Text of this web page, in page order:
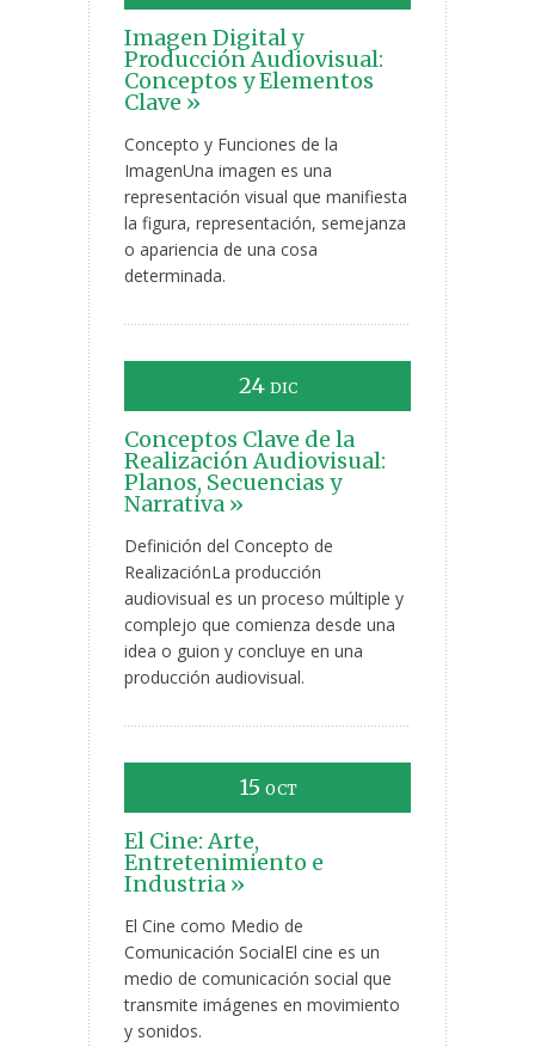
Imagen Digital y
Producción Audiovisual:
Conceptos y Elementos
Clave »
Concepto y Funciones de la
ImagenUna imagen es una
representación visual que manifiesta
la figura, representación, semejanza
o apariencia de una cosa
determinada.
24 DIC
Conceptos Clave de la
Realización Audiovisual:
Planos, Secuencias y
Narrativa »
Definición del Concepto de
RealizaciónLa producción
audiovisual es un proceso múltiple y
complejo que comienza desde una
idea o guion y concluye en una
producción audiovisual.
15 OCT
El Cine: Arte,
Entretenimiento e
Industria »
El Cine como Medio de
Comunicación SocialEl cine es un
medio de comunicación social que
transmite imágenes en movimiento
y sonidos.